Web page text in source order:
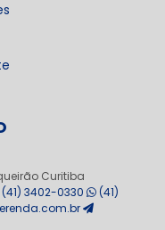
Curitiba
(41) 3402-0330
(41)